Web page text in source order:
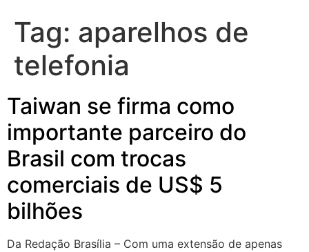
Tag: aparelhos de
telefonia
Taiwan se firma como
importante parceiro do
Brasil com trocas
comerciais de US$ 5
bilhões
Da Redação Brasília – Com uma extensão de apenas